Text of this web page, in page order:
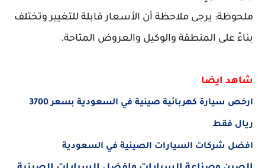
ملحوظة: يرجى ملاحظة أن الأسعار قابلة للتغيير وتختلف
بناءً على المنطقة والوكيل والعروض المتاحة.
شاهد ايضا
ارخص سيارة كهربائية صينية في السعودية بسعر 3700
ريال فقط
افضل شركات السيارات الصينية في السعودية